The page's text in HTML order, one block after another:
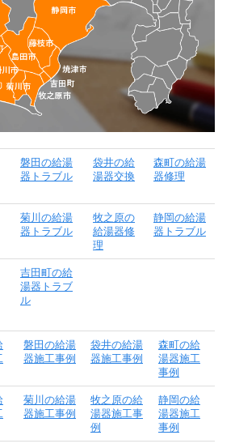
磐田の給湯
器トラブル
袋井の給
湯器交換
森町の給湯
器修理
菊川の給湯
器トラブル
牧之原の
給湯器修
理
静岡の給湯
器トラブル
吉田町の給
湯器トラブ
ル
磐田の給湯
器施工事例
袋井の給湯
器施工事例
森町の給
湯器施工
事例
菊川の給湯
器施工事例
牧之原の給
湯器施工事
例
静岡の給
湯器施工
事例